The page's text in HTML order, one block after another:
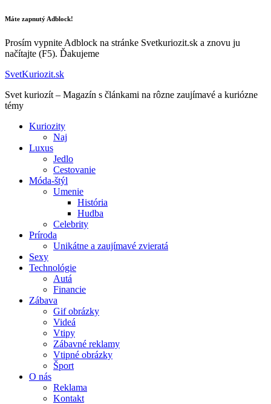
Máte zapnutý Adblock!
Prosím vypnite Adblock na stránke Svetkuriozit.sk a znovu ju
načítajte (F5). Ďakujeme
SvetKuriozit.sk
Svet kuriozít – Magazín s článkami na rôzne zaujímavé a kuriózne
témy
Kuriozity
Naj
Luxus
Jedlo
Cestovanie
Móda-štýl
Umenie
História
Hudba
Celebrity
Príroda
Unikátne a zaujímavé zvieratá
Sexy
Technológie
Autá
Financie
Zábava
Gif obrázky
Videá
Vtipy
Zábavné reklamy
Vtipné obrázky
Šport
O nás
Reklama
Kontakt